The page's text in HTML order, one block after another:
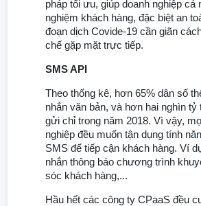
pháp tối ưu, giúp doanh nghiệp cá
nghiệm khách hàng, đặc biệt an
đoạn dịch Covide-19 cần giãn
chế gặp mặt trực tiếp.
SMS API
Theo thống kê, hơn 65% dân số
nhắn văn bản, và hơn hai nghìn
gửi chỉ trong năm 2018. Vì vậy,
nghiệp đều muốn tận dụng tính
SMS để tiếp cận khách hàng. Ví
nhắn thông báo chương trình
sóc khách hàng,...
Hầu hết các công ty CPaaS đều